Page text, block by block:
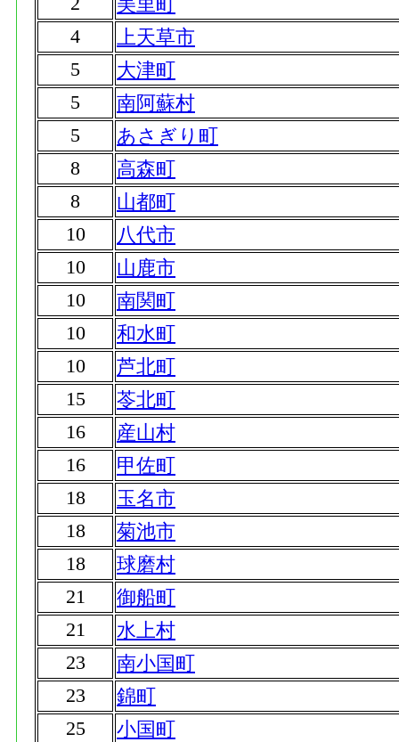
4
上天草市
5
大津町
5
南阿蘇村
5
あさぎり町
8
高森町
8
山都町
10
八代市
10
山鹿市
10
南関町
10
和水町
10
芦北町
15
苓北町
16
産山村
16
甲佐町
18
玉名市
18
菊池市
18
球磨村
21
御船町
21
水上村
23
南小国町
23
錦町
25
小国町